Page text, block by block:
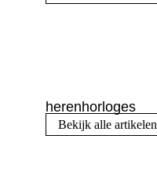
herenhorloges
Bekijk alle artikelen